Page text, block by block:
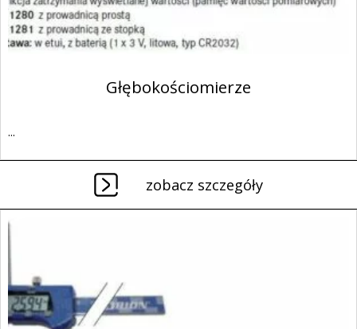
Głębokościomierze
...
zobacz szczegóły